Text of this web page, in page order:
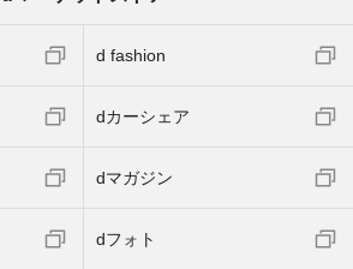
d fashion
dカーシェア
dマガジン
dフォト